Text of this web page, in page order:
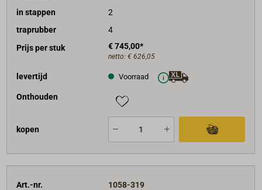
in stappen
2
traprubber
4
Prijs per stuk
€ 745,00*
netto: € 626,05
levertijd Voorraad
Onthouden
kopen
Art.-nr.
1058-319